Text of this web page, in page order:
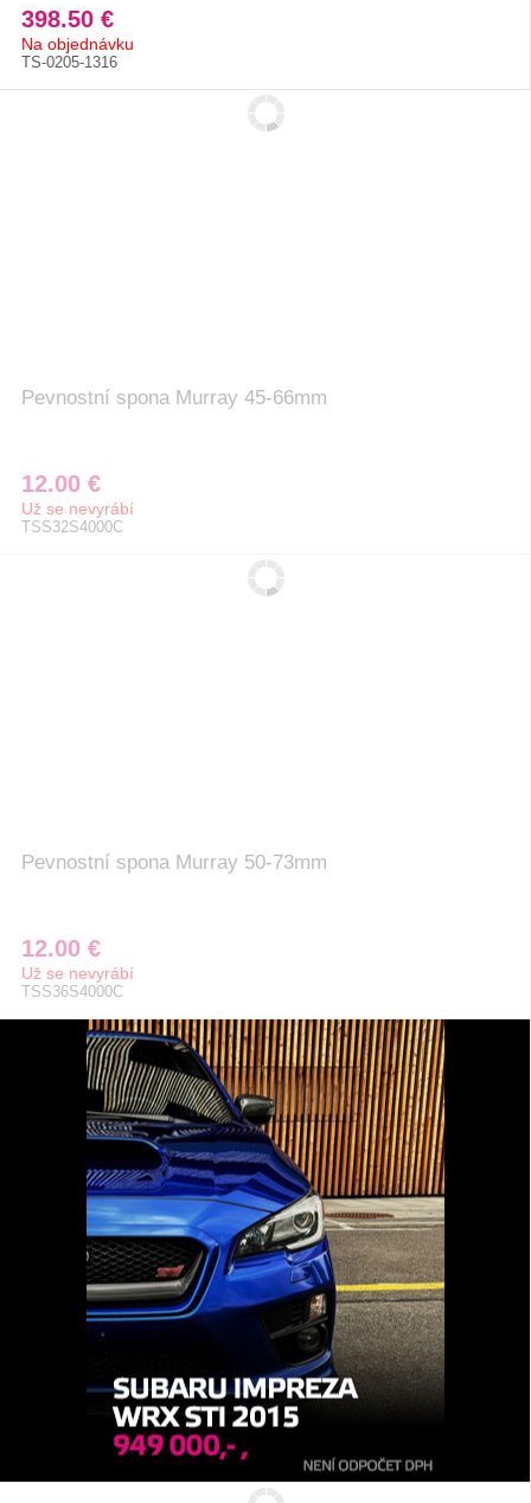
398.50 €
Na objednávku
TS-0205-1316
Pevnostní spona Murray 45-66mm
12.00 €
Už se nevyrábí
TSS32S4000C
Pevnostní spona Murray 50-73mm
12.00 €
Už se nevyrábí
TSS36S4000C